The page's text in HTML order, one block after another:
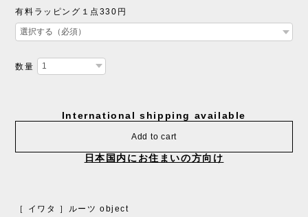
有料ラッピング１点330円
数量
International shipping available
Add to cart
日本国内にお住まいの方向け
［ イワタ ］ルーツ object